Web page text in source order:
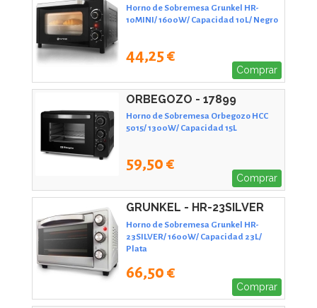
Horno de Sobremesa Grunkel HR-
10MINI/ 1600W/ Capacidad 10L/ Negro
44,25 €
Comprar
ORBEGOZO - 17899
Horno de Sobremesa Orbegozo HCC
5015/ 1300W/ Capacidad 15L
59,50 €
Comprar
GRUNKEL - HR-23SILVER
Horno de Sobremesa Grunkel HR-
23SILVER/ 1600W/ Capacidad 23L/
Plata
66,50 €
Comprar